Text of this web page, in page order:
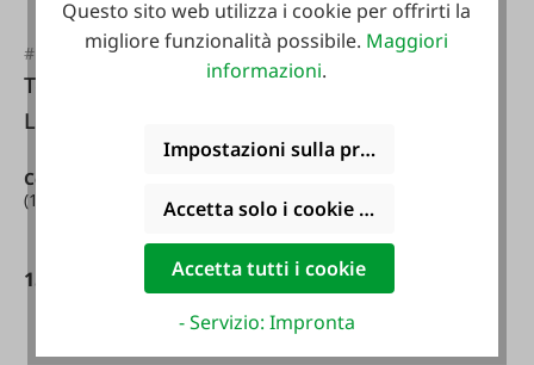
#FA109373
Telaio ZA Liebig
Long Ear Full Frame
Contenuto:
(1,60 € / 1 Stück)
15,99 €*
Contenuto:
(1,60 € / 1 Stück)
15,99 €*
Questo sito web utilizza i cookie per offrirti la
migliore funzionalità possibile. Maggiori
informazioni.
Impostazioni sulla privacy
Accetta solo i cookie funzionali
Accetta tutti i cookie
- Servizio: Impronta